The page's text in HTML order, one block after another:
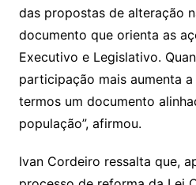
das propostas de alteração
documento que orienta as
Executivo e Legislativo.
participação mais aumenta
termos um documento
população”, afirmou.
Ivan Cordeiro ressalta que,